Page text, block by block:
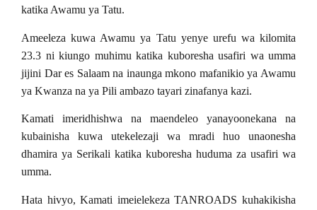
katika Awamu ya Tatu.
Ameeleza kuwa Awamu ya Tatu yenye urefu wa kilomita
23.3 ni kiungo muhimu katika kuboresha usafiri wa umma
jijini Dar es Salaam na inaunga mkono mafanikio ya Awamu
ya Kwanza na ya Pili ambazo tayari zinafanya kazi.
Kamati imeridhishwa na maendeleo yanayoonekana na
kubainisha kuwa utekelezaji wa mradi huo unaonesha
dhamira ya Serikali katika kuboresha huduma za usafiri wa
umma.
Hata hivyo, Kamati imeielekeza TANROADS kuhakikisha